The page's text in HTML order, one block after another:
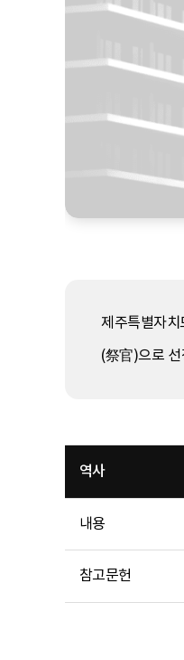
제주특별자치
(祭官)으로
역사
내용
참고문헌